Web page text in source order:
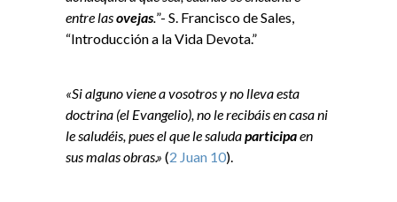
entre lasovejas.”- S. Francisco de Sales,
“Introducción a la Vida Devota.”
«Si alguno viene a vosotros y no lleva esta
doctrina (el Evangelio), no le recibáis en casa ni
le saludéis, pues el que le saludaparticipaen
sus malas obras.» (2 Juan 10).